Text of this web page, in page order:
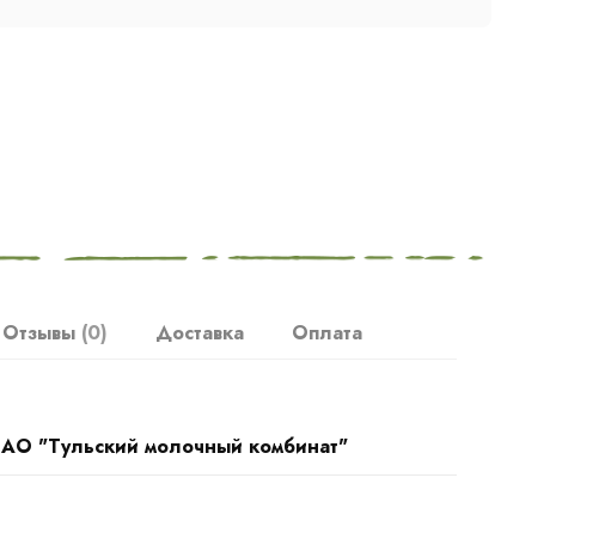
Отзывы (0) Доставка Оплата
АО "Тульский молочный комбинат"